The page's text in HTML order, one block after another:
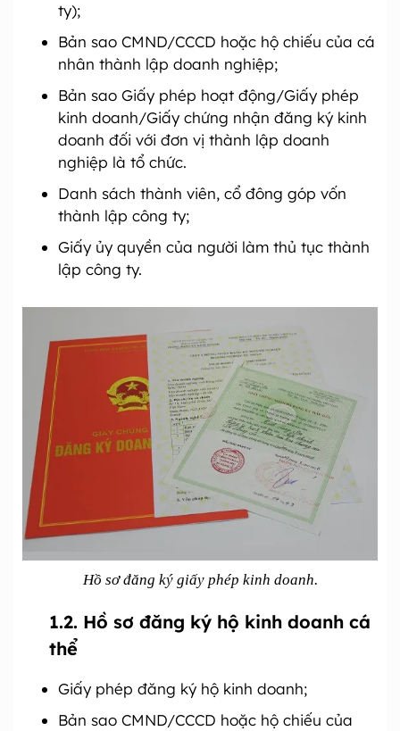
ty);
Bản sao CMND/CCCD hoặc hộ chiếu của cá
nhân thành lập doanh nghiệp;
Bản sao Giấy phép hoạt động/Giấy phép
kinh doanh/Giấy chứng nhận đăng ký kinh
doanh đối với đơn vị thành lập doanh
nghiệp là tổ chức.
Danh sách thành viên, cổ đông góp vốn
thành lập công ty;
Giấy ủy quyền của người làm thủ tục thành
lập công ty.
Hồ sơ đăng ký giấy phép kinh doanh.
1.2. Hồ sơ đăng ký hộ kinh doanh cá
thể
Giấy phép đăng ký hộ kinh doanh;
Bản sao CMND/CCCD hoặc hộ chiếu của